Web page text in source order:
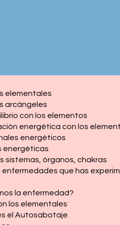
elementales
arcángeles
con los elementos
energética con los
energéticos
energéticas
sistemas, órganos, chakras
enfermedades que has
la enfermedad?
los elementales
el Autosabotaje